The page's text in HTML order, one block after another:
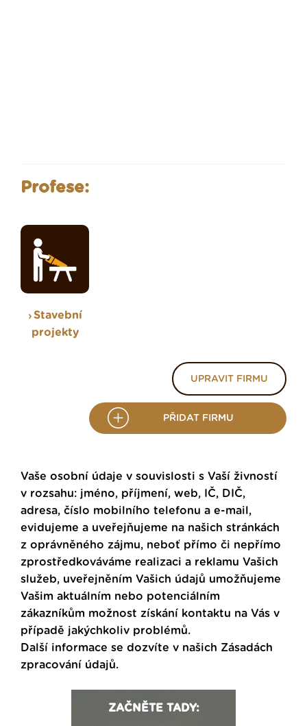
Profese:
Stavební
projekty
UPRAVIT FIRMU
PŘIDAT FIRMU
Vaše osobní údaje v souvislosti s Vaší živností
v rozsahu: jméno, příjmení, web, IČ, DIČ,
adresa, číslo mobilního telefonu a e-mail,
evidujeme a uveřejňujeme na našich stránkách
z oprávněného zájmu, neboť přímo či nepřímo
zprostředkováváme realizaci a reklamu Vašich
služeb, uveřejněním Vašich údajů umožňujeme
Vašim aktuálním nebo potenciálním
zákazníkům možnost získání kontaktu na Vás v
případě jakýchkoliv problémů.
Další informace se dozvíte v našich Zásadách
zpracování údajů.
ZAČNĚTE TADY: